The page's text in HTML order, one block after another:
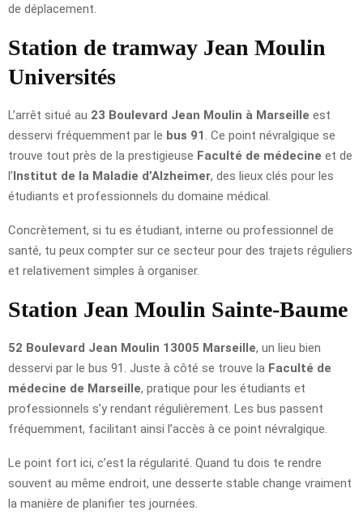
de déplacement.
Station de tramway Jean Moulin
Universités
L’arrêt situé au 23 Boulevard Jean Moulin à Marseille est
desservi fréquemment par le bus 91 . Ce point névralgique se
trouve tout près de la prestigieuse Faculté de médecine et de
l’Institut de la Maladie d’Alzheimer, des lieux clés pour les
étudiants et professionnels du domaine médical.
Concrètement, si tu es étudiant, interne ou professionnel de
santé, tu peux compter sur ce secteur pour des trajets réguliers
et relativement simples à organiser.
Station Jean Moulin Sainte-Baume
52 Boulevard Jean Moulin 13005 Marseille, un lieu bien
desservi par le bus 91. Juste à côté se trouve la Faculté de
médecine de Marseille, pratique pour les étudiants et
professionnels s’y rendant régulièrement. Les bus passent
fréquemment, facilitant ainsi l’accès à ce point névralgique.
Le point fort ici, c’est la régularité. Quand tu dois te rendre
souvent au même endroit, une desserte stable change vraiment
la manière de planifier tes journées.